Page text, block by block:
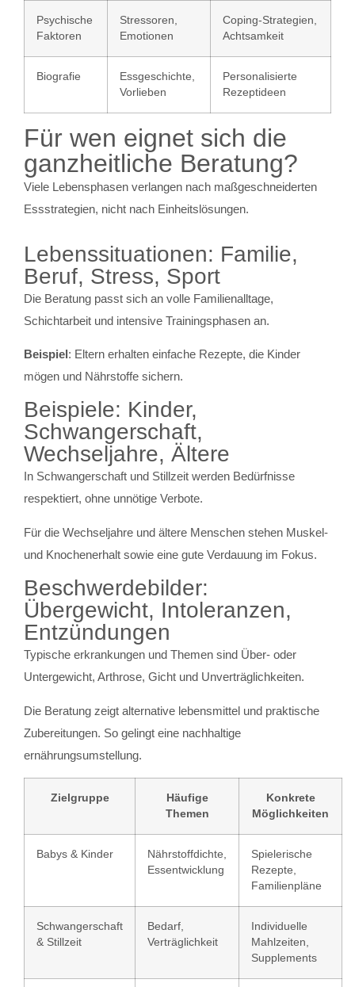
Psychische
Faktoren
Stressoren,
Emotionen
Coping-Strategien,
Achtsamkeit
Biografie
Essgeschichte,
Vorlieben
Personalisierte
Rezeptideen
Für wen eignet sich die
ganzheitliche Beratung?
Viele Lebensphasen verlangen nach maßgeschneiderten
Essstrategien, nicht nach Einheitslösungen.
Lebenssituationen: Familie,
Beruf, Stress, Sport
Die Beratung passt sich an volle Familienalltage,
Schichtarbeit und intensive Trainingsphasen an.
Beispiel: Eltern erhalten einfache Rezepte, die Kinder
mögen und Nährstoffe sichern.
Beispiele: Kinder,
Schwangerschaft,
Wechseljahre, Ältere
In Schwangerschaft und Stillzeit werden Bedürfnisse
respektiert, ohne unnötige Verbote.
Für die Wechseljahre und ältere Menschen stehen Muskel-
und Knochenerhalt sowie eine gute Verdauung im Fokus.
Beschwerdebilder:
Übergewicht, Intoleranzen,
Entzündungen
Typische erkrankungen und Themen sind Über- oder
Untergewicht, Arthrose, Gicht und Unverträglichkeiten.
Die Beratung zeigt alternative lebensmittel und praktische
Zubereitungen. So gelingt eine nachhaltige
ernährungsumstellung.
Zielgruppe
Häufige
Themen
Konkrete
Möglichkeiten
Babys & Kinder
Nährstoffdichte,
Essentwicklung
Spielerische
Rezepte,
Familienpläne
Schwangerschaft
& Stillzeit
Bedarf,
Verträglichkeit
Individuelle
Mahlzeiten,
Supplements